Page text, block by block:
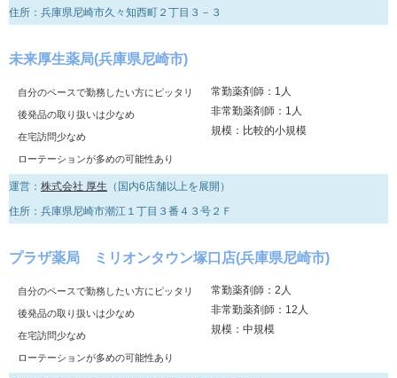
住所：兵庫県尼崎市久々知西町２丁目３－３
未来厚生薬局(兵庫県尼崎市)
自分のペースで勤務したい方にピッタリ
後発品の取り扱いは少なめ
在宅訪問少なめ
ローテーションが多めの可能性あり
常勤薬剤師：1人
非常勤薬剤師：1人
規模：比較的小規模
運営： 株式会社 厚生 （国内6店舗以上を展開）
住所：兵庫県尼崎市潮江１丁目３番４３号２Ｆ
プラザ薬局 ミリオンタウン塚口店(兵庫県尼崎市)
自分のペースで勤務したい方にピッタリ
後発品の取り扱いは少なめ
在宅訪問少なめ
ローテーションが多めの可能性あり
常勤薬剤師：2人
非常勤薬剤師：12人
規模：中規模